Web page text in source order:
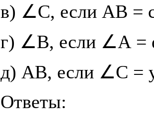
в) ∠C, если АВ =
г) ∠В, если ∠А =
д) АВ, если ∠C =
Ответы: